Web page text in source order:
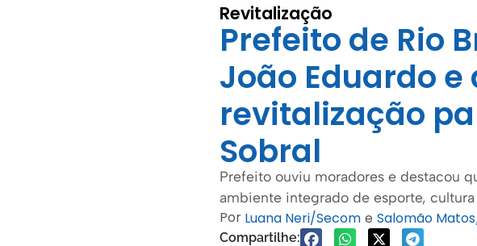
Revitalização
Prefeito de Rio
João Eduardo
revitalização
Sobral
Prefeito ouviu moradores e destacou
ambiente integrado de esporte, cultura
Por Luana Neri/Secom e Salomão
Compartilhe: